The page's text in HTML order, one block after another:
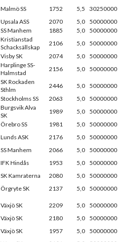
Malmö SS 1752 5,5
30250000
Upsala ASS 2070 5,0 50000000
SS Manhem 1885 5,0 50000000
Kristianstad
Schacksällskap
2106 5,0 50000000
Visby SK 2074 5,0 50000000
Harplinge SS-
Halmstad
2156 5,0 50000000
SK Rockaden
Sthlm
2446 5,0 50000000
Stockholms SS 2063 5,0 50000000
Burgsvik Alva
SK
1989 5,0 50000000
Örebro SS 1981 5,0 50000000
Lunds ASK 2176 5,0 50000000
SS Manhem 2066 5,0 50000000
IFK Hindås 1953 5,0 50000000
SK Kamraterna 2080 5,0 50000000
Örgryte SK 2137 5,0 50000000
Växjö SK 2209 5,0 50000000
Växjö SK 2180 5,0 50000000
Växjö SK 1957 5,0 50000000